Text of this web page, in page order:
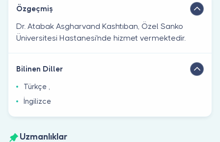
Özgeçmiş
Dr. Atabak Asgharvand Kashtıban, Özel Sanko
Üniversitesi Hastanesi'nde hizmet vermektedir.
Bilinen Diller
Türkçe ,
İngilizce
Uzmanlıklar